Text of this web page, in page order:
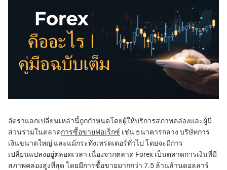
อัตราแลกเปลี่ยนเหล่านี้ถูกกำหนดโดยผู้ให้บริการสภาพคล่องและผู้มี
ส่วนร่วมในตลาดการซื้อขายฟอเร็กซ์ เช่น ธนาคารกลาง บริษัทการ
เงินขนาดใหญ่ และแม้กระทั่งเทรดเดอร์ทั่วไป โดยจะมีการ
เปลี่ยนแปลงอยู่ตลอดเวลา เนื่องจากตลาด Forex เป็นตลาดการเงินที่มี
สภาพคล่องสูงที่สุด โดยมีการซื้อขายมากกว่า 7.5 ล้านล้านดอลลาร์